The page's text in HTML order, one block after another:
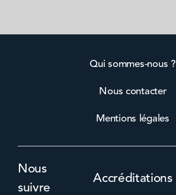
Qui sommes-nous ?
Nous contacter
Mentions légales
Nous
suivre
Accréditations